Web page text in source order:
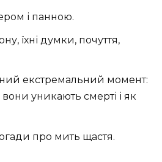
і панною.
їхні думки, почуття,
екстремальний момент:
уникають смерті і як
про мить щастя.